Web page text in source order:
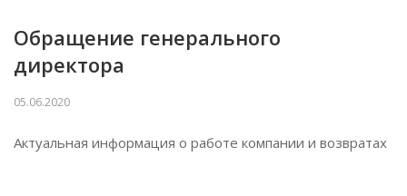
Обращение генерального
директора
05.06.2020
Актуальная информация о работе компании и возвратах